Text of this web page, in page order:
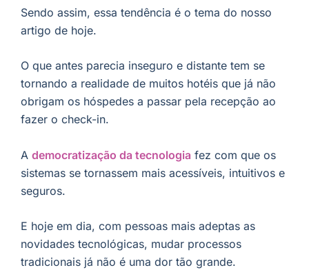
Sendo assim, essa tendência é o tema do nosso
artigo de hoje.
O que antes parecia inseguro e distante tem se
tornando a realidade de muitos hotéis que já não
obrigam os hóspedes a passar pela recepção ao
fazer o check-in.
A democratização da tecnologia fez com que os
sistemas se tornassem mais acessíveis, intuitivos e
seguros.
E hoje em dia, com pessoas mais adeptas as
novidades tecnológicas, mudar processos
tradicionais já não é uma dor tão grande.